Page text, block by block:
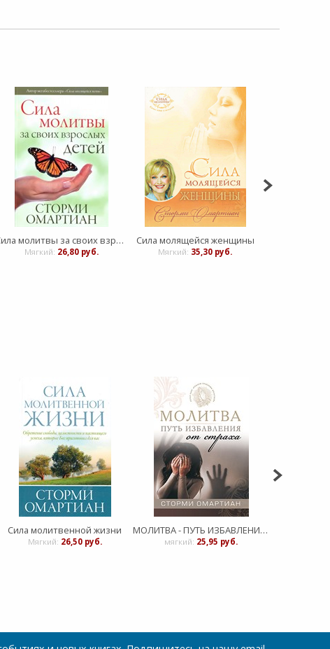
Сила молитвы за своих взрослых детей
Мягкий: 26,80 руб.
Сила молящейся женщины
Мягкий: 35,30 руб.
Сила молитвенной жизни
Мягкий: 26,50 руб.
МОЛИТВА - ПУТЬ ИЗБАВЛЕНИЯ ОТ СТРАХА
мягкий: 25,95 руб.